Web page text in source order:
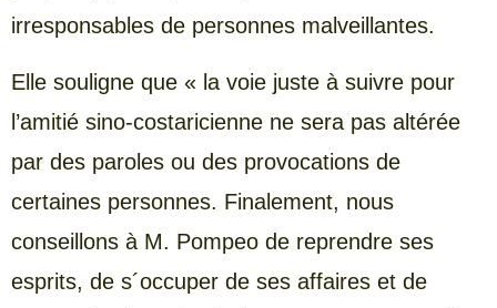
irresponsables de personnes malveillantes.
Elle souligne que « la voie juste à suivre pour
l’amitié sino-costaricienne ne sera pas altérée
par des paroles ou des provocations de
certaines personnes. Finalement, nous
conseillons à M. Pompeo de reprendre ses
esprits, de s´occuper de ses affaires et de